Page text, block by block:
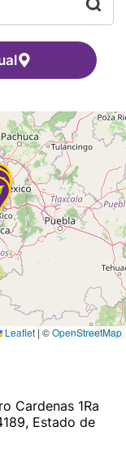
Cardenas 1Ra
Estado de
Leaflet | ©OpenStreetMap